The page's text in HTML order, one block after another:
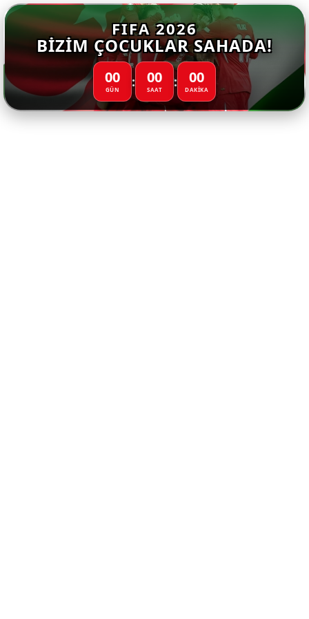
FIFA 2026
BIZIM ÇOCUKLAR SAHADA!
00
GÜN : 00
SAAT : 00
DAKİKA